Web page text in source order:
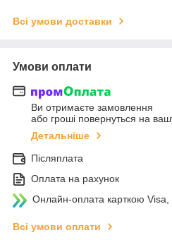
Всі умови доставки
Умови оплати
Ви отримаєте замовлення
або гроші повернуться на
Детальніше
Післяплата
Оплата на рахунок
Онлайн-оплата карткою
Всі умови оплати